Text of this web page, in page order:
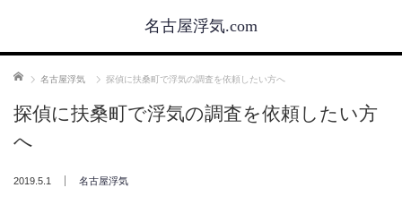
名古屋浮気.com
ホーム 名古屋浮気 探偵に扶桑町で浮気の調査を依頼したい方へ
探偵に扶桑町で浮気の調査を依頼したい方
へ
2019.5.1 名古屋浮気